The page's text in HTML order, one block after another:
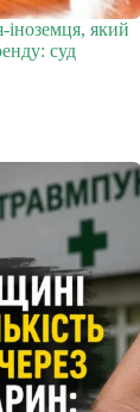
який
суд